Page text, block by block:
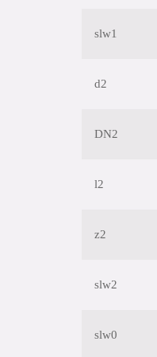
slw1
d2
DN2
l2
z2
slw2
slw0